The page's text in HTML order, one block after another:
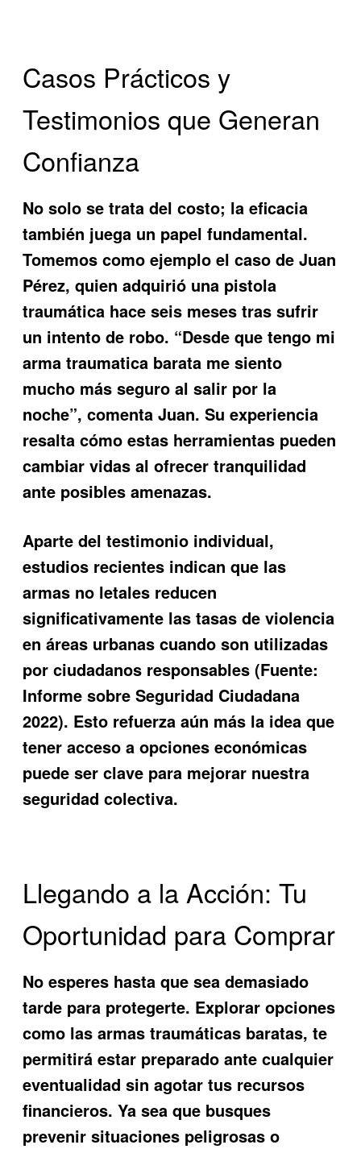
Casos Prácticos y
Testimonios que Generan
Confianza
No solo se trata del costo; la eficacia
también juega un papel fundamental.
Tomemos como ejemplo el caso de Juan
Pérez, quien adquirió una pistola
traumática hace seis meses tras sufrir
un intento de robo. “Desde que tengo mi
arma traumatica barata me siento
mucho más seguro al salir por la
noche”, comenta Juan. Su experiencia
resalta cómo estas herramientas pueden
cambiar vidas al ofrecer tranquilidad
ante posibles amenazas.
Aparte del testimonio individual,
estudios recientes indican que las
armas no letales reducen
significativamente las tasas de violencia
en áreas urbanas cuando son utilizadas
por ciudadanos responsables (Fuente:
Informe sobre Seguridad Ciudadana
2022). Esto refuerza aún más la idea que
tener acceso a opciones económicas
puede ser clave para mejorar nuestra
seguridad colectiva.
Llegando a la Acción: Tu
Oportunidad para Comprar
No esperes hasta que sea demasiado
tarde para protegerte. Explorar opciones
como lasarmas traumáticas baratas, te
permitirá estar preparado ante cualquier
eventualidad sin agotar tus recursos
financieros. Ya sea que busques
prevenir situaciones peligrosas o